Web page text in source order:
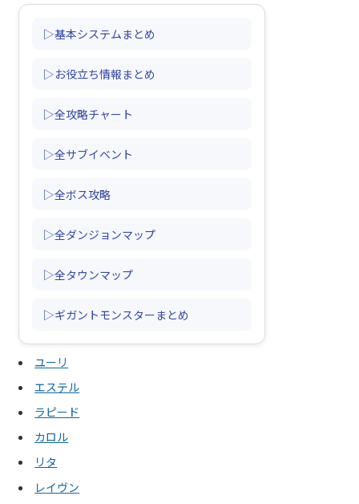
▷基本システムまとめ
▷お役立ち情報まとめ
▷全攻略チャート
▷全サブイベント
▷全ボス攻略
▷全ダンジョンマップ
▷全タウンマップ
▷ギガントモンスターまとめ
ユーリ
エステル
ラピード
カロル
リタ
レイヴン